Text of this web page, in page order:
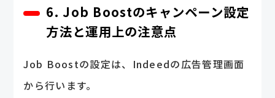
6. Job Boostのキャンペーン設定
方法と運用上の注意点
Job Boostの設定は、Indeedの広告管理画面
から行います。